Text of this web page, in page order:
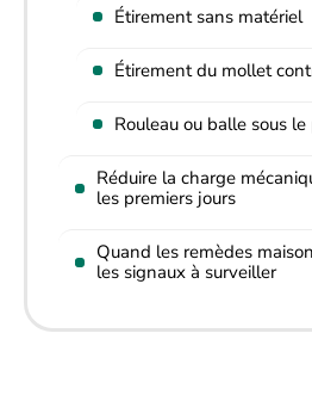
Étirement sans matériel
Étirement du mollet
Rouleau ou balle sous le
Réduire la charge
les premiers jours
Quand les remèdes
les signaux à surveiller